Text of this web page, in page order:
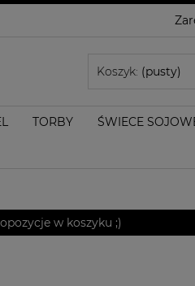
Koszyk: (pusty)
TORBY ŚWIECE
w koszyku ;)